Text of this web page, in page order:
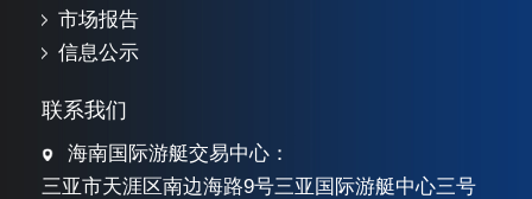
市场报告
信息公示
联系我们
海南国际游艇交易中心：
三亚市天涯区南边海路9号三亚国际游艇中心三号